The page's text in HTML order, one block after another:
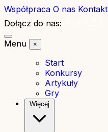
Współpraca O nas Kontakt
Dołącz do nas:
Menu
×
Start
Konkursy
Artykuły
Gry
Więcej